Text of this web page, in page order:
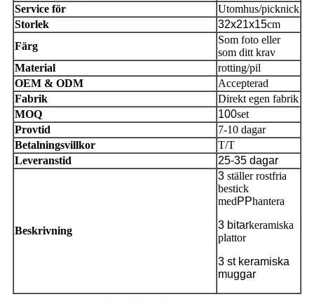
Service för
Utomhus/picknick
Storlek
32x21x15cm
Färg
Som foto eller
som ditt krav
Material
rotting/pil
OEM & ODM
Accepterad
Fabrik
Direkt egen fabrik
MOQ
100set
Provtid
7-10 dagar
Betalningsvillkor
T/T
Leveranstid
25-35 dagar
Beskrivning
3 ställer rostfria
bestick
medPPhantera
3 bitarkeramiska
plattor
3 st keramiska
muggar